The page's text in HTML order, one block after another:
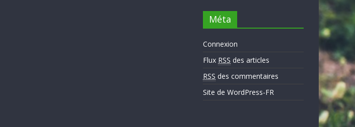
Méta
Connexion
Flux RSS des articles
RSS des commentaires
Site de WordPress-FR